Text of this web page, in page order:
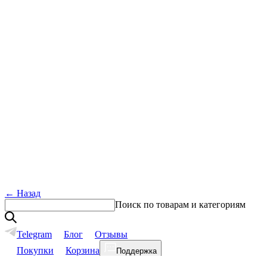
← Назад
Поиск по товарам и категориям
Telegram Блог
Отзывы
Покупки
Корзина Поддержка